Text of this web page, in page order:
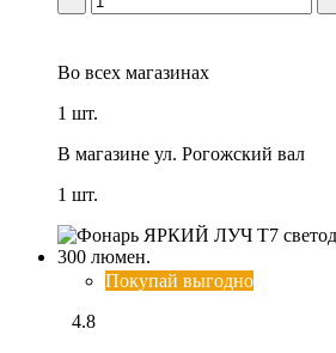
Во всех магазинах
1 шт.
В магазине ул. Рогожский вал
1 шт.
Покупай выгодно
4.8